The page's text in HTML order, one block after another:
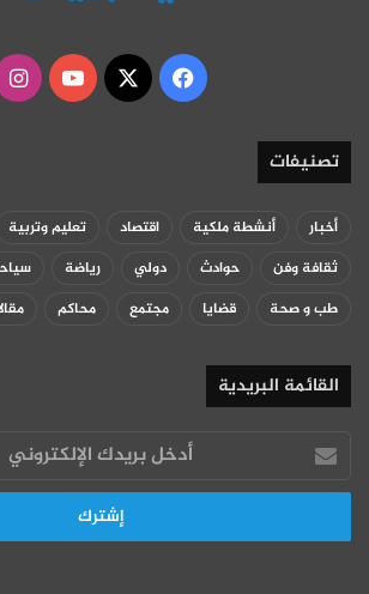
فيسبوك
‫X
تصنيفات
أخبار أنشطة ملكية اقتصاد تعليم وتربية
ثقافة وفن
حوادث دولي رياضة
طب و صحة
قضايا مجتمع محاكم
القائمة البريدية
أدخل
بريدك
الإلكتروني